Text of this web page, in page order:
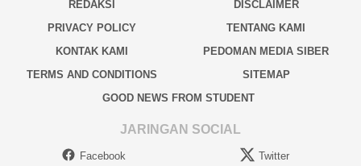
REDAKSI
DISCLAIMER
PRIVACY POLICY
TENTANG KAMI
KONTAK KAMI
PEDOMAN MEDIA SIBER
TERMS AND CONDITIONS
SITEMAP
GOOD NEWS FROM STUDENT
JARINGAN SOCIAL
Facebook Twitter